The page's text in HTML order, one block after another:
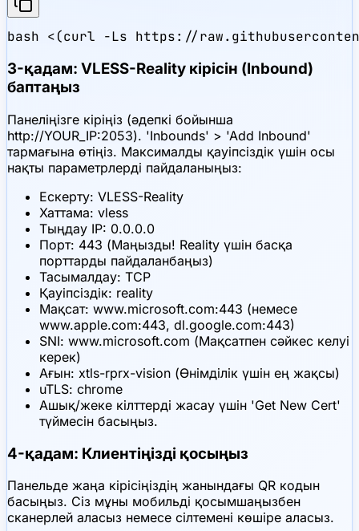
bash <(curl -Ls https://
3-қадам: VLESS-Reality кірісін (Inbound)
баптаңыз
Панеліңізге кіріңіз (әдепкі бойынша
http://YOUR_IP:2053). 'Inbounds' > 'Add Inbound'
тармағына өтіңіз. Максималды қауіпсіздік үшін осы
нақты параметрлерді пайдаланыңыз:
Ескерту: VLESS-Reality
Хаттама: vless
Тыңдау IP: 0.0.0.0
Порт: 443 (Маңызды! Reality үшін басқа
порттарды пайдаланбаңыз)
Тасымалдау: TCP
Қауіпсіздік: reality
Мақсат: www.microsoft.com:443 (немесе
www.apple.com:443, dl.google.com:443)
SNI: www.microsoft.com (Мақсатпен сәйкес келуі
керек)
Ағын: xtls-rprx-vision (Өнімділік үшін ең жақсы)
uTLS: chrome
Ашық/жеке кілттерді жасау үшін 'Get New Cert'
түймесін басыңыз.
4-қадам: Клиентіңізді қосыңыз
Панельде жаңа кірісіңіздің жанындағы QR кодын
басыңыз. Сіз мұны мобильді қосымшаңызбен
сканерлей аласыз немесе сілтемені көшіре аласыз.